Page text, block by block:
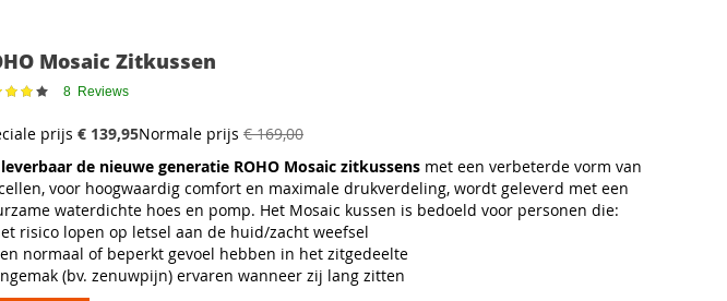
Mosaic Zitkussen
8 Reviews
prijs € 139,95Normale prijs € 169,00
de nieuwe generatie ROHO Mosaic zitkussens met een verbeterde vorm van
voor hoogwaardig comfort en maximale drukverdeling, wordt geleverd met een
waterdichte hoes en pomp. Het Mosaic kussen is bedoeld voor personen die:
risico lopen op letsel aan de huid/zacht weefsel
normaal of beperkt gevoel hebben in het zitgedeelte
(bv. zenuwpijn) ervaren wanneer zij lang zitten